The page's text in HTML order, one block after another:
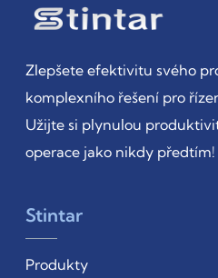
Zlepšete efektivitu svého
komplexního řešení pro
Užijte si plynulou
operace jako nikdy předtím!
Stintar
Produkty